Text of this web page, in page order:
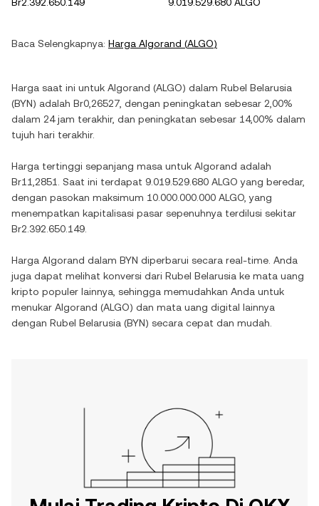
Baca Selengkapnya: Harga Algorand (ALGO)
Harga saat ini untuk Algorand (ALGO) dalam Rubel Belarusia
(BYN) adalah Br0,26527 , dengan peningkatan sebesar 2,00%
dalam 24 jam terakhir, dan peningkatan sebesar 14,00% dalam
tujuh hari terakhir.
Harga tertinggi sepanjang masa untuk Algorand adalah
Br11,2851
. Saat ini terdapat 9.019.529.680 ALGO yang beredar,
dengan pasokan maksimum 10.000.000.000 ALGO , yang
menempatkan kapitalisasi pasar sepenuhnya terdilusi sekitar
Br2.392.650.149
Harga Algorand dalam BYN diperbarui secara real-time. Anda
juga dapat melihat konversi dari Rubel Belarusia ke mata uang
kripto populer lainnya, sehingga memudahkan Anda untuk
menukar Algorand (ALGO) dan mata uang digital lainnya
dengan Rubel Belarusia (BYN) secara cepat dan mudah.